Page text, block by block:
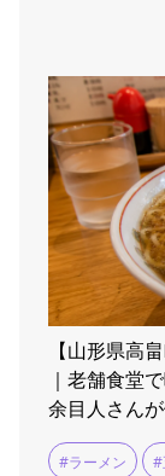
【山形県高
｜老舗食堂
余目人さん
#ラーメン #